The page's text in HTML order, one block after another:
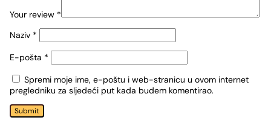
Your review *
Naziv *
E-pošta *
Spremi moje ime, e-poštu i web-stranicu u ovom internet
pregledniku za sljedeći put kada budem komentirao.
Submit